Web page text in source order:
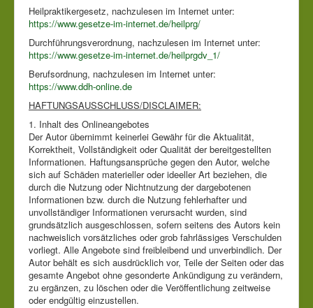
Heilpraktikergesetz, nachzulesen im Internet unter:
https://www.gesetze-im-internet.de/heilprg/
Durchführungsverordnung, nachzulesen im Internet unter:
https://www.gesetze-im-internet.de/heilprgdv_1/
Berufsordnung, nachzulesen im Internet unter:
https://www.ddh-online.de
HAFTUNGSAUSSCHLUSS/DISCLAIMER:
1. Inhalt des Onlineangebotes
Der Autor übernimmt keinerlei Gewähr für die Aktualität,
Korrektheit, Vollständigkeit oder Qualität der bereitgestellten
Informationen. Haftungsansprüche gegen den Autor, welche
sich auf Schäden materieller oder ideeller Art beziehen, die
durch die Nutzung oder Nichtnutzung der dargebotenen
Informationen bzw. durch die Nutzung fehlerhafter und
unvollständiger Informationen verursacht wurden, sind
grundsätzlich ausgeschlossen, sofern seitens des Autors kein
nachweislich vorsätzliches oder grob fahrlässiges Verschulden
vorliegt. Alle Angebote sind freibleibend und unverbindlich. Der
Autor behält es sich ausdrücklich vor, Teile der Seiten oder das
gesamte Angebot ohne gesonderte Ankündigung zu verändern,
zu ergänzen, zu löschen oder die Veröffentlichung zeitweise
oder endgültig einzustellen.